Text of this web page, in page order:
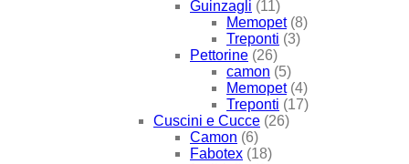
Guinzagli (11)
Memopet (8)
Treponti (3)
Pettorine (26)
camon (5)
Memopet (4)
Treponti (17)
Cuscini e Cucce (26)
Camon (6)
Fabotex (18)